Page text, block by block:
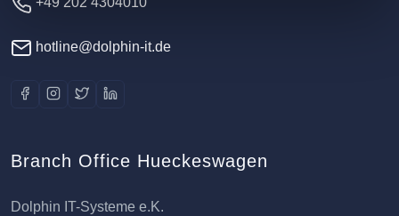
hotline@dolphin-it.de
Branch Office Hueckeswagen
Dolphin IT-Systeme e.K.